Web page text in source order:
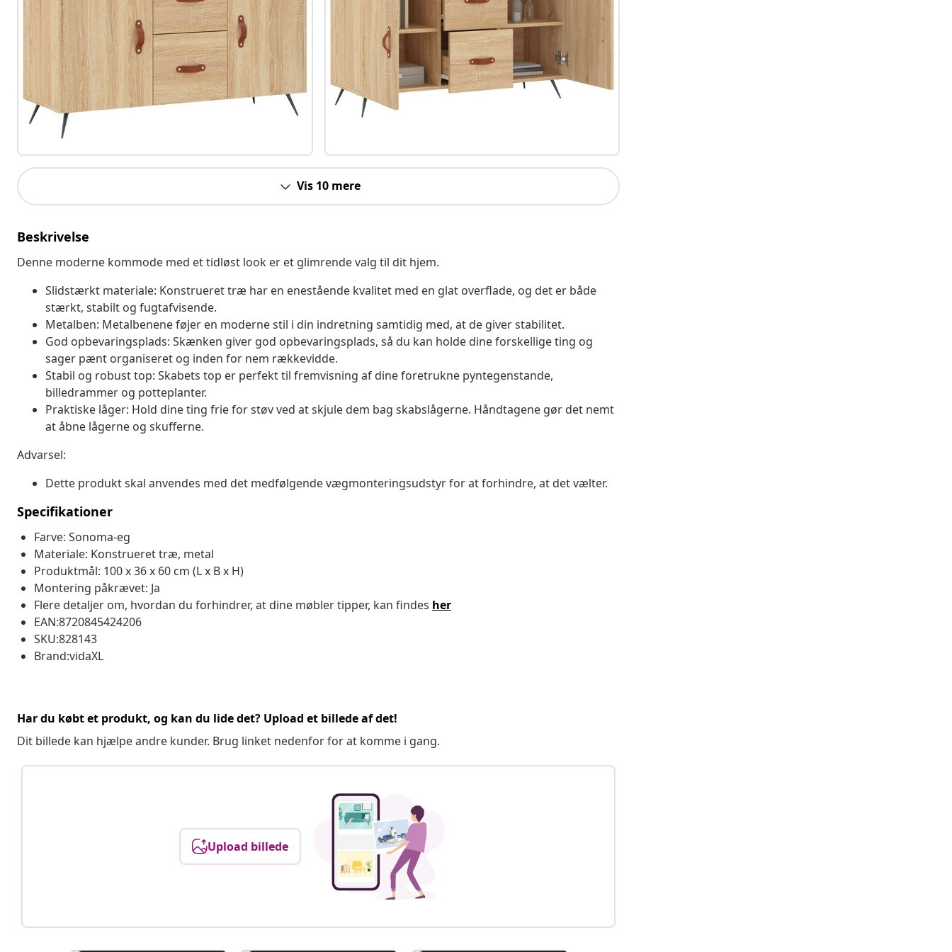
Vis 10 mere
Beskrivelse
Denne moderne kommode med et tidløst look er et glimrende valg til dit hjem.
Slidstærkt materiale: Konstrueret træ har en enestående kvalitet med en glat overflade, og det er både
stærkt, stabilt og fugtafvisende.
Metalben: Metalbenene føjer en moderne stil i din indretning samtidig med, at de giver stabilitet.
God opbevaringsplads: Skænken giver god opbevaringsplads, så du kan holde dine forskellige ting og
sager pænt organiseret og inden for nem rækkevidde.
Stabil og robust top: Skabets top er perfekt til fremvisning af dine foretrukne pyntegenstande,
billedrammer og potteplanter.
Praktiske låger: Hold dine ting frie for støv ved at skjule dem bag skabslågerne. Håndtagene gør det nemt
at åbne lågerne og skufferne.
Advarsel:
Dette produkt skal anvendes med det medfølgende vægmonteringsudstyr for at forhindre, at det vælter.
Specifikationer
Farve: Sonoma-eg
Materiale: Konstrueret træ, metal
Produktmål: 100 x 36 x 60 cm (L x B x H)
Montering påkrævet: Ja
Flere detaljer om, hvordan du forhindrer, at dine møbler tipper, kan findes her
EAN:8720845424206
SKU:828143
Brand:vidaXL
Har du købt et produkt, og kan du lide det? Upload et billede af det!
Dit billede kan hjælpe andre kunder. Brug linket nedenfor for at komme i gang.
Upload billede